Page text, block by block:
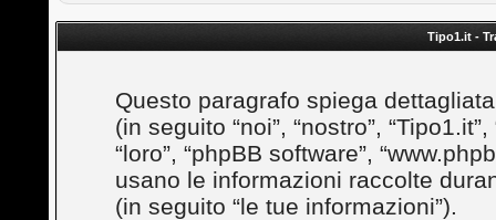
Tipo1.it -
Questo paragrafo spiega
(in seguito “noi”, “nostro”,
“loro”, “phpBB software”,
usano le informazioni raccolte
(in seguito “le tue informazioni”).